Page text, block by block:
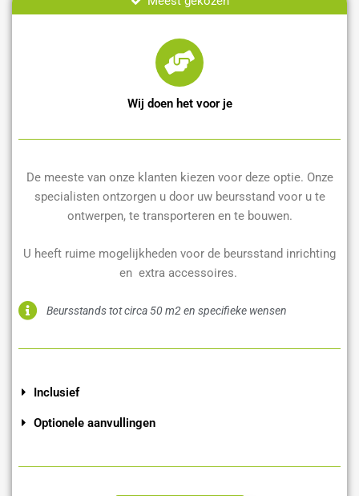
Wij doen het voor je
De meeste van onze klanten kiezen voor deze optie. Onze
specialisten ontzorgen u door uw beursstand voor u te
ontwerpen, te transporteren en te bouwen.
U heeft ruime mogelijkheden voor de beursstand inrichting
en extra accessoires.
Beursstands tot circa 50 m2 en specifieke wensen
Inclusief
Optionele aanvullingen